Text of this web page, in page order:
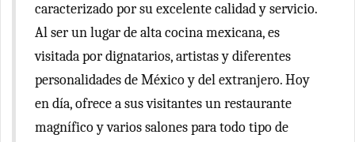
caracterizado por su excelente calidad y servicio.
Al ser un lugar de alta cocina mexicana, es
visitada por dignatarios, artistas y diferentes
personalidades de México y del extranjero. Hoy
en día, ofrece a sus visitantes un restaurante
magnífico y varios salones para todo tipo de